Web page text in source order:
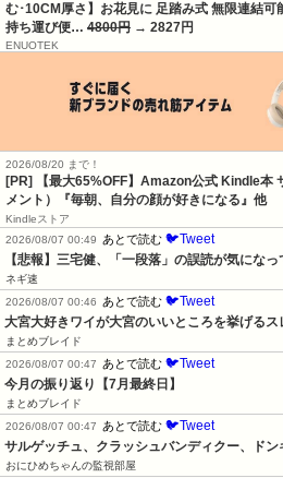
む･10CM厚さ】お花見に 足踏み式 無限連結可
持ち運び便… 4800円 → 2827円
ENUOTEK
2026/08/20 まで！
[PR]
【最大65%OFF】Amazon公式 Kindle本
メント）『毎朝、自分の顔が好きになる』他
Kindleストア
2026/08/07 00:49
あとで読む 🐦Tweet
【悲報】三宅健、「一段落」の誤読が気になっ
ネギ速
2026/08/07 00:46
あとで読む 🐦Tweet
大宮大好きワイが大宮のいいところを挙げるス
まとめブレイド
2026/08/07 00:47
あとで読む 🐦Tweet
今月の振り返り【7月最終日】
まとめブレイド
2026/08/07 00:47
あとで読む 🐦Tweet
サルゲッチュ、クラッシュバンディクー、ド
おにひめちゃんの監視部屋